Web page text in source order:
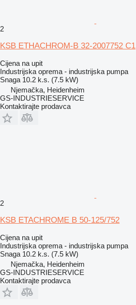
2
KSB ETHACHROM-B 32-2007752 C1
Cijena na upit
Industrijska oprema - industrijska pumpa
Snaga 10.2 k.s. (7.5 kW)
Njemačka, Heidenheim
GS-INDUSTRIESERVICE
Kontaktirajte prodavca
2
KSB ETACHROME B 50-125/752
Cijena na upit
Industrijska oprema - industrijska pumpa
Snaga 10.2 k.s. (7.5 kW)
Njemačka, Heidenheim
GS-INDUSTRIESERVICE
Kontaktirajte prodavca